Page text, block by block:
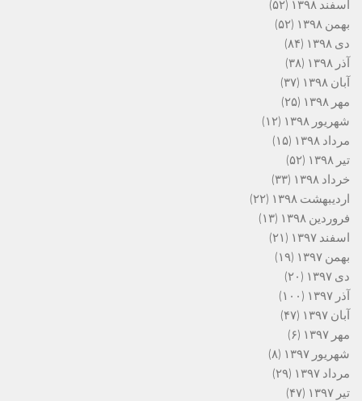
اسفند ۱۳۹۸
(۵۲)
بهمن ۱۳۹۸
(۵۲)
دی ۱۳۹۸
(۸۴)
آذر ۱۳۹۸
(۳۸)
آبان ۱۳۹۸
(۳۷)
مهر ۱۳۹۸
(۲۵)
شهریور ۱۳۹۸
(۱۲)
مرداد ۱۳۹۸
(۱۵)
تیر ۱۳۹۸
(۵۲)
خرداد ۱۳۹۸
(۳۳)
اردیبهشت ۱۳۹۸
(۲۲)
فروردین ۱۳۹۸
(۱۳)
اسفند ۱۳۹۷
(۲۱)
بهمن ۱۳۹۷
(۱۹)
دی ۱۳۹۷
(۲۰)
آذر ۱۳۹۷
(۱۰۰)
آبان ۱۳۹۷
(۴۷)
مهر ۱۳۹۷
(۶)
شهریور ۱۳۹۷
(۸)
مرداد ۱۳۹۷
(۲۹)
تیر ۱۳۹۷
(۴۷)